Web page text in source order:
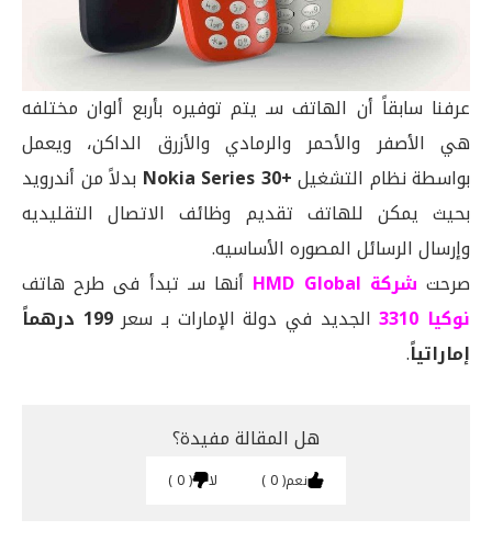
عرفنا سابقاً أن الهاتف سـ يتم توفيره بأربع ألوان مختلفه
هي الأصفر والأحمر والرمادي والأزرق الداكن، ويعمل
بواسطة نظام التشغيل+Nokia Series 30
بدلاً من أندرويد
بحيث يمكن للهاتف تقديم وظائف الاتصال التقليديه
وإرسال الرسائل المصوره الأساسيه.
صرحت شركة HMD Global
أنها سـ تبدأ فى طرح هاتف
نوكيا 3310
الجديد في دولة الإمارات بـ سعر
199 درهماً
إماراتياً.
هل المقالة مفيدة؟
نعم 0 لا 0